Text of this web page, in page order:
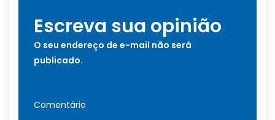
Escreva sua opinião
O seu endereço de e-mail não será
publicado.
Comentário